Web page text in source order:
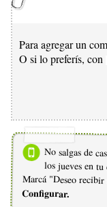
Para agregar un
O si lo preferís, con
No salgas de
los jueves en
Marcá "Deseo
Configurar.